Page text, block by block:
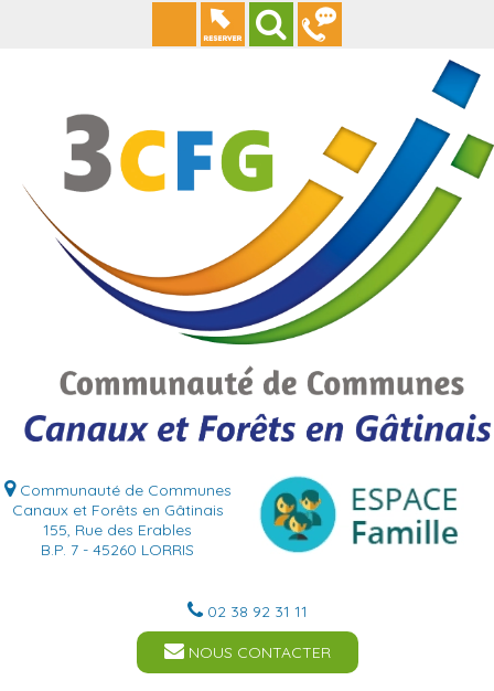
02 38 92 31 11
NOUS CONTACTER
Communauté de Communes
Canaux et Forêts en Gâtinais
155, Rue des Erables
B.P. 7 - 45260 LORRIS